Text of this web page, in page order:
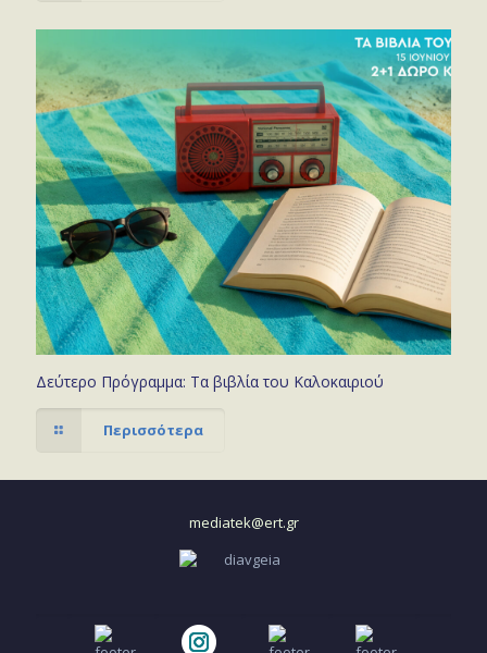
Δεύτερο Πρόγραμμα: Τα βιβλία του Καλοκαιριού
Περισσότερα
mediatek@ert.gr